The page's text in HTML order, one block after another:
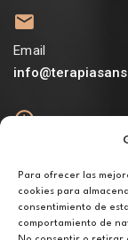
Para ofrecer las
cookies para
consentimiento de
comportamiento de
Email
De lunes a
Aviso legal
Política de privacidad